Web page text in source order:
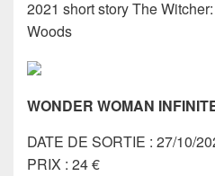
2021 short story The
Woods
WONDER WOMAN
DATE DE SORTIE : 27/10/
PRIX : 24 €